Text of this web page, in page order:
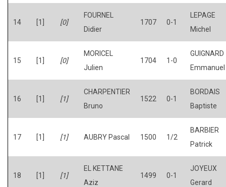
14 [1] [0]
FOURNEL
Didier
1707 0-1
LEPAGE
Michel
15 [1] [0]
MORICEL
Julien
1704 1-0
GUIGNARD
Emmanuel
16 [1] [1]
CHARPENTIER
Bruno
1522 0-1
BORDAIS
Baptiste
17 [1] [1] AUBRY Pascal 1500 1/2
BARBIER
Patrick
18 [1] [1]
EL KETTANE
Aziz
1499 0-1
JOYEUX
Gerard